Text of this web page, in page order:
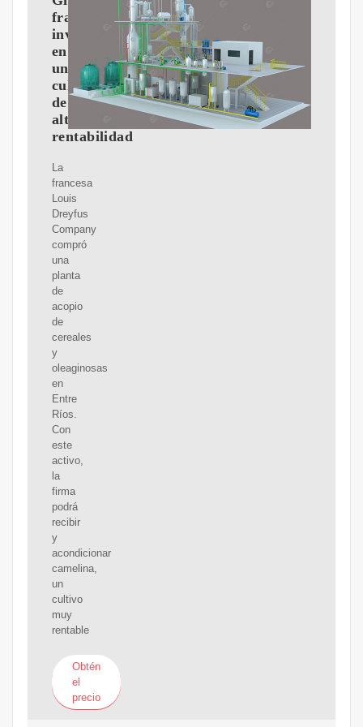
francés
invierte
en
un
cultivo
de
alta
rentabilidad
La
francesa
Louis
Dreyfus
Company
compró
una
planta
de
acopio
de
cereales
y
oleaginosas
en
Entre
Ríos.
Con
este
activo,
la
firma
podrá
recibir
y
acondicionar
camelina,
un
cultivo
muy
rentable
Obtén
el
precio